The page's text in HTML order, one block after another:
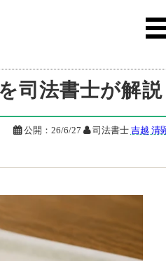
司法書士が解説
 公開： 26/6/27 司法書士 吉越 清